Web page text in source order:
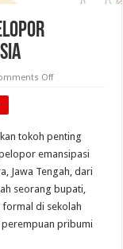
Offon
Emansipasi
Perempuan
Indonesia
tokoh penting
emansipasi
Jawa Tengah, dari
seorang bupati,
formal di sekolah
perempuan pribumi